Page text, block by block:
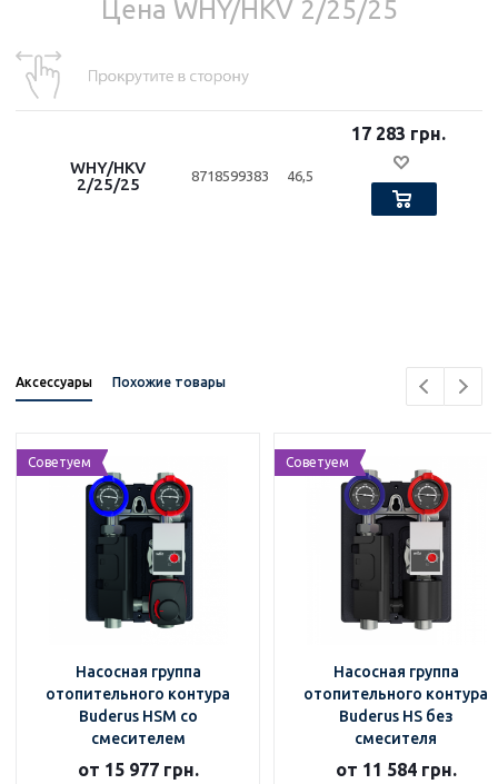
Цена WHY/HKV 2/25/25
WHY/HKV
2/25/25
8718599383 46,5
17 283 грн.
Аксессуары Похожие товары
Советуем
Насосная группа
отопительного контура
Buderus HSM со
смесителем
от 15 977 грн.
Советуем
Насосная группа
отопительного контура
Buderus HS без
смесителя
от 11 584 грн.